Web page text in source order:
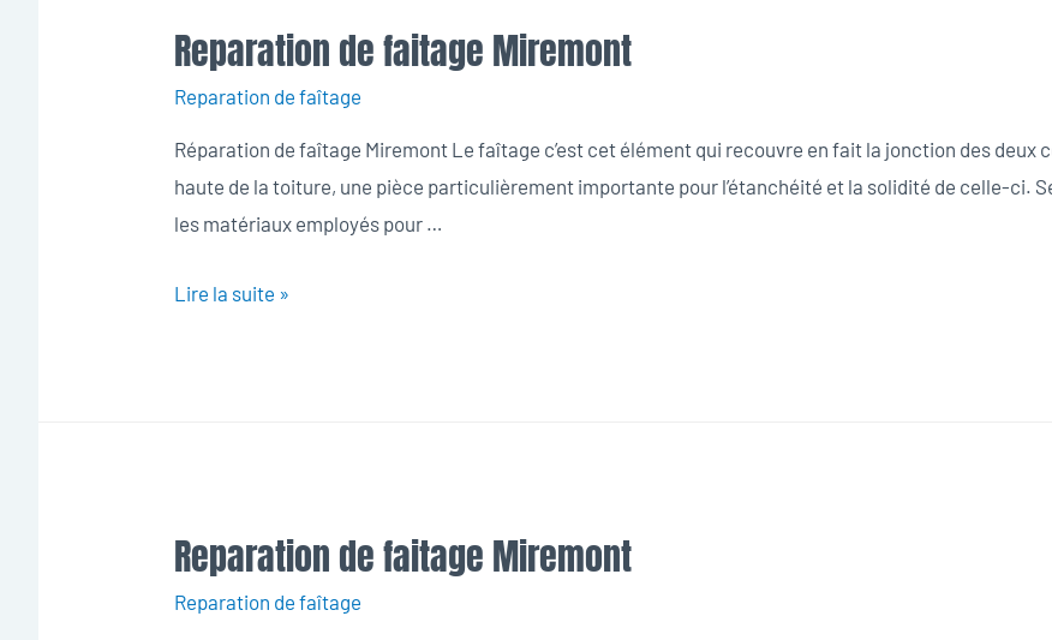
Reparation de faitage Miremont
Reparation de faîtage
Réparation de faîtage Miremont Le faîtage c’est cet élément qui recouvre en fait la jonction des deux
haute de la toiture, une pièce particulièrement importante pour l’étanchéité et la solidité de celle-ci.
les matériaux employés pour …
Reparation
Lire la suite »
Reparation de faitage Miremont
Reparation de faîtage